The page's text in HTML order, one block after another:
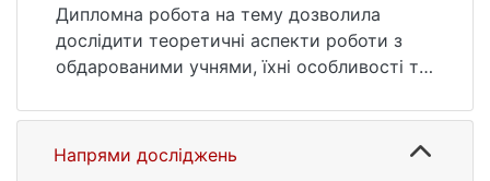
Дипломна робота на тему дозволила
дослідити теоретичні аспекти роботи з
обдарованими учнями, їхні особливості та
особистості обдарованого учня.
Досліджено методи та прийоми, які
допомагають педагогу зробити уроки
Напрями досліджень